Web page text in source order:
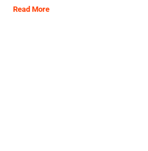
Read More